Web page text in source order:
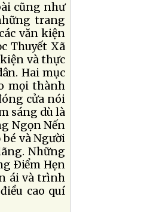
cũng như
trang
văn kiện
Thuyết Xã
và thực
Hai mục
mọi thành
cửa nói
sáng dù là
Ngọn Nến
và Người
Những
Ðiểm Hẹn
ái và trình
cao quí